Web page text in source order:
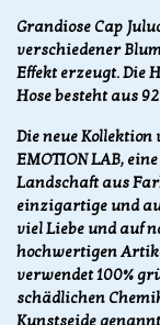
Grandiose Cap
verschiedener
Effekt erzeugt. Die
Hose besteht aus
Die neue Kollektion
EMOTION LAB,
Landschaft aus
einzigartige und
viel Liebe und auf
hochwertigen
verwendet 100%
schädlichen